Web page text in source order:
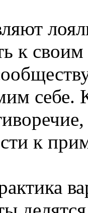
к
себе.
к